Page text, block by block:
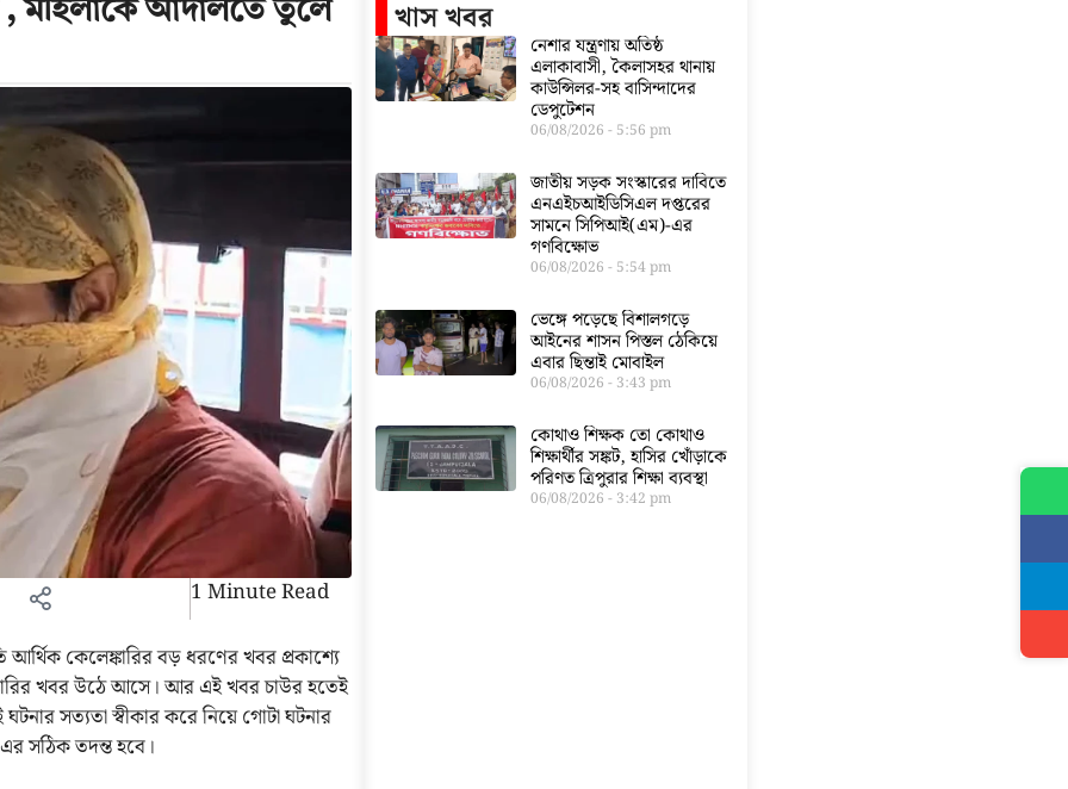
, মহিলাকে আদালতে তুলে
1 Minute Read
কেলেঙ্কারির বড় ধরণের খবর প্রকাশ্যে
খবর উঠে আসে। আর এই খবর চাউর হতেই
সত্যতা স্বীকার করে নিয়ে গোটা ঘটনার
সঠিক তদন্ত হবে।
খাস খবর
নেশার যন্ত্রণায় অতিষ্ঠ
এলাকাবাসী, কৈলাসহর থানায়
কাউন্সিলর-সহ বাসিন্দাদের
ডেপুটেশন
06/08/2026 5:56 pm
জাতীয় সড়ক সংস্কারের দাবিতে
এনএইচআইডিসিএল দপ্তরের
সামনে সিপিআই(এম)-এর
গণবিক্ষোভ
06/08/2026 5:54 pm
ভেঙ্গে পড়েছে বিশালগড়ে
আইনের শাসন পিস্তল ঠেকিয়ে
এবার ছিন্তাই মোবাইল
06/08/2026 3:43 pm
কোথাও শিক্ষক তো কোথাও
শিক্ষার্থীর সঙ্কট, হাসির খোঁড়াকে
পরিণত ত্রিপুরার শিক্ষা ব্যবস্থা
06/08/2026 3:42 pm